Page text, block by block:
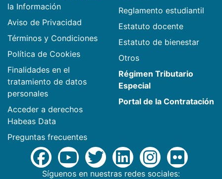
la Información
Aviso de Privacidad
Términos y Condiciones
Política de Cookies
Finalidades en el
tratamiento de datos
personales
Acceder a derechos
Habeas Data
Preguntas frecuentes
Reglamento estudiantil
Estatuto docente
Estatuto de bienestar
Otros
Régimen Tributario
Especial
Portal de la Contratación
Síguenos en nuestras redes sociales: